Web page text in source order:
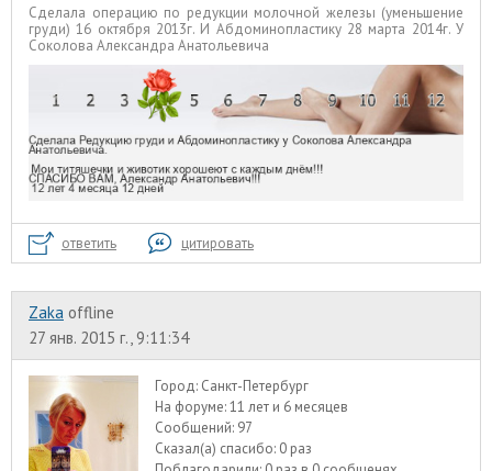
Сделала операцию по редукции молочной железы (уменьшение
груди) 16 октября 2013г. И Абдоминопластику 28 марта 2014г. У
Соколова Александра Анатольевича
ответить цитировать
Zaka offline
27 янв. 2015 г., 9:11:34
Город: Санкт-Петербург
На форуме:11 лет и 6 месяцев
Сообщений: 97
Сказал(а) спасибо: 0 раз